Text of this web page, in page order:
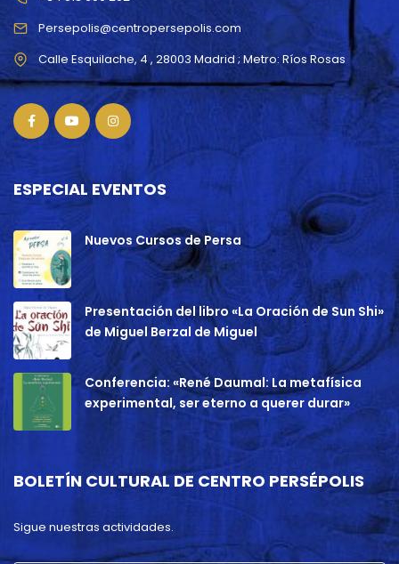
Persepolis@centropersepolis.com
ESPECIAL EVENTOS
Nuevos Cursos de Persa
Presentación del libro «La Oración de Sun Shi»
de Miguel Berzal de Miguel
Conferencia: «René Daumal: La metafísica
experimental, ser eterno a querer durar»
BOLETÍN CULTURAL DE CENTRO PERSÉPOLIS
Sigue nuestras actividades.